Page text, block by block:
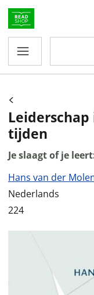
tijden
Je slaagt of je
Hans van der
Nederlands
224